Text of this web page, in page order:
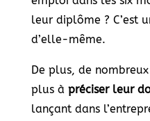
leur diplôme ? C’est
d’elle-même.
De plus, de
plus à préciser leur
lançant dans